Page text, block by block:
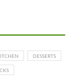
DESSERTS